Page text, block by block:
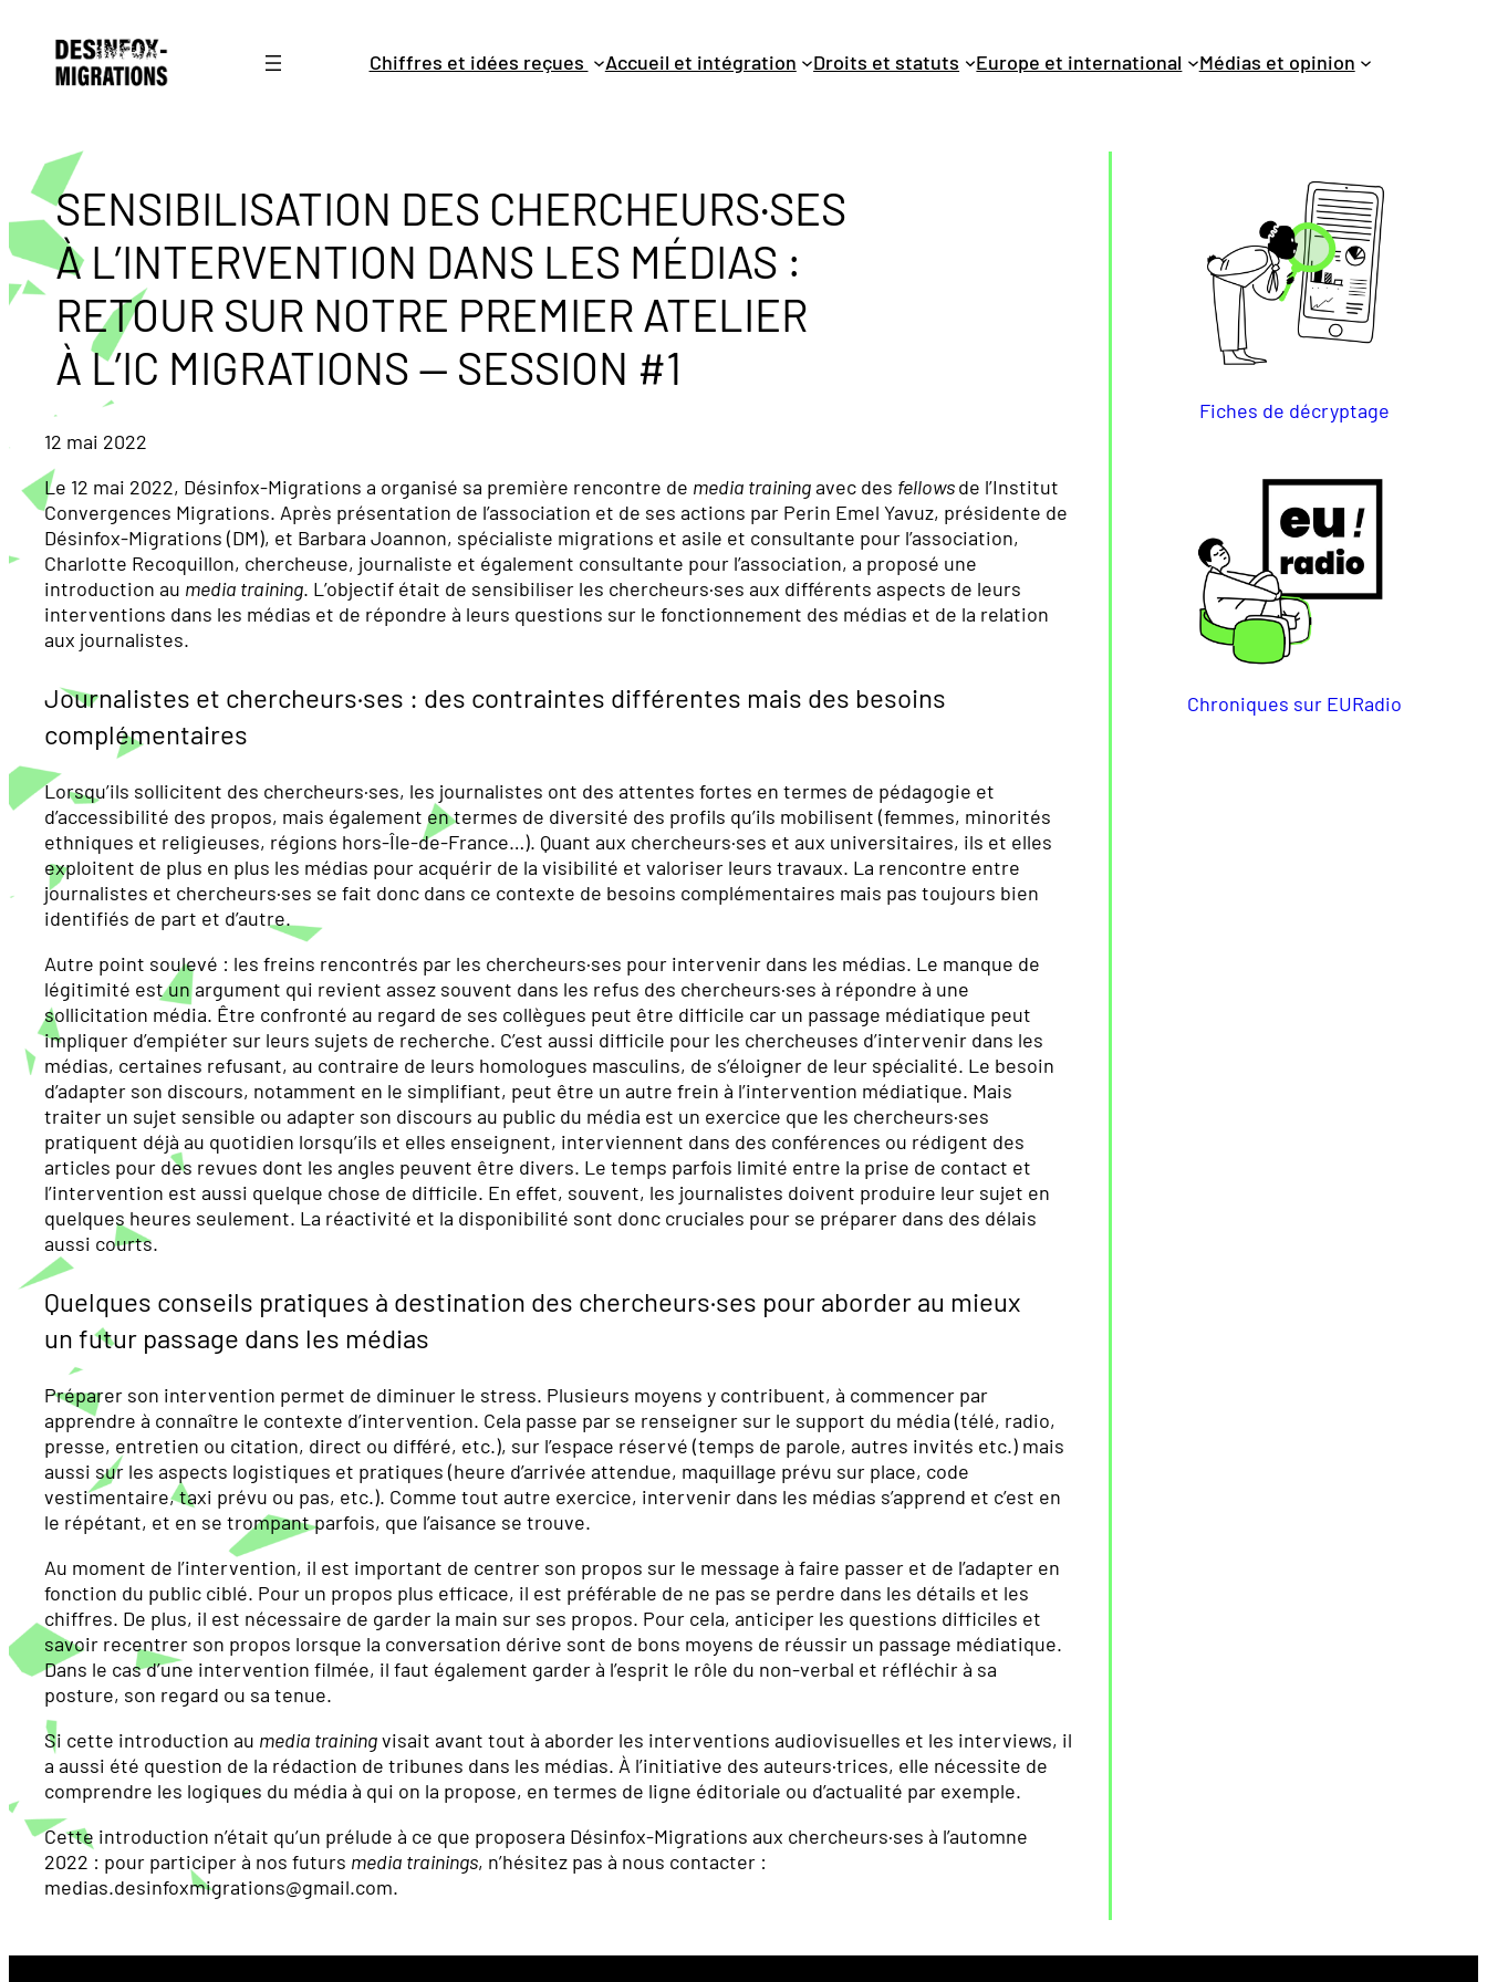
contenu
Chiffres et idées reçues Accueil et intégration Droits et statuts Europe et international Médias et opinion
SENSIBILISATION DES CHERCHEURS·SES
À L’INTERVENTION DANS LES MÉDIAS :
RETOUR SUR NOTRE PREMIER ATELIER
À L’IC MIGRATIONS — SESSION #1
12 mai 2022
Le 12 mai 2022, Désinfox-Migrations a organisé sa première rencontre de media trainingavec des fellowsde l’Institut
Convergences Migrations. Après présentation de l’association et de ses actions par Perin Emel Yavuz, présidente de
Désinfox-Migrations (DM), et Barbara Joannon, spécialiste migrations et asile et consultante pour l’association,
Charlotte Recoquillon, chercheuse, journaliste et également consultante pour l’association, a proposé une
introduction au media training. L’objectif était de sensibiliser les chercheurs·ses aux différents aspects de leurs
interventions dans les médias et de répondre à leurs questions sur le fonctionnement des médias et de la relation
aux journalistes.
Journalistes et chercheurs·ses : des contraintes différentes mais des besoins
complémentaires
Lorsqu’ils sollicitent des chercheurs·ses, les journalistes ont des attentes fortes en termes de pédagogie et
d’accessibilité des propos, mais également en termes de diversité des profils qu’ils mobilisent (femmes, minorités
ethniques et religieuses, régions hors-Île-de-France…). Quant aux chercheurs·ses et aux universitaires, ils et elles
exploitent de plus en plus les médias pour acquérir de la visibilité et valoriser leurs travaux. La rencontre entre
journalistes et chercheurs·ses se fait donc dans ce contexte de besoins complémentaires mais pas toujours bien
identifiés de part et d’autre.
Autre point soulevé : les freins rencontrés par les chercheurs·ses pour intervenir dans les médias. Le manque de
légitimité est un argument qui revient assez souvent dans les refus des chercheurs·ses à répondre à une
sollicitation média. Être confronté au regard de ses collègues peut être difficile car un passage médiatique peut
impliquer d’empiéter sur leurs sujets de recherche. C’est aussi difficile pour les chercheuses d’intervenir dans les
médias, certaines refusant, au contraire de leurs homologues masculins, de s’éloigner de leur spécialité. Le besoin
d’adapter son discours, notamment en le simplifiant, peut être un autre frein à l’intervention médiatique. Mais
traiter un sujet sensible ou adapter son discours au public du média est un exercice que les chercheurs·ses
pratiquent déjà au quotidien lorsqu’ils et elles enseignent, interviennent dans des conférences ou rédigent des
articles pour des revues dont les angles peuvent être divers. Le temps parfois limité entre la prise de contact et
l’intervention est aussi quelque chose de difficile. En effet, souvent, les journalistes doivent produire leur sujet en
quelques heures seulement. La réactivité et la disponibilité sont donc cruciales pour se préparer dans des délais
aussi courts.
Quelques conseils pratiques à destination des chercheurs·ses pour aborder au mieux
un futur passage dans les médias
Préparer son intervention permet de diminuer le stress. Plusieurs moyens y contribuent, à commencer par
apprendre à connaître le contexte d’intervention. Cela passe par se renseigner sur le support du média (télé, radio,
presse, entretien ou citation, direct ou différé, etc.), sur l’espace réservé (temps de parole, autres invités etc.) mais
aussi sur les aspects logistiques et pratiques (heure d’arrivée attendue, maquillage prévu sur place, code
vestimentaire, taxi prévu ou pas, etc.). Comme tout autre exercice, intervenir dans les médias s’apprend et c’est en
le répétant, et en se trompant parfois, que l’aisance se trouve.
Au moment de l’intervention, il est important de centrer son propos sur le message à faire passer et de l’adapter en
fonction du public ciblé. Pour un propos plus efficace, il est préférable de ne pas se perdre dans les détails et les
chiffres. De plus, il est nécessaire de garder la main sur ses propos. Pour cela, anticiper les questions difficiles et
savoir recentrer son propos lorsque la conversation dérive sont de bons moyens de réussir un passage médiatique.
Dans le cas d’une intervention filmée, il faut également garder à l’esprit le rôle du non-verbal et réfléchir à sa
posture, son regard ou sa tenue.
Si cette introduction au media trainingvisait avant tout à aborder les interventions audiovisuelles et les interviews, il
a aussi été question de la rédaction de tribunes dans les médias. À l’initiative des auteurs·trices, elle nécessite de
comprendre les logiques du média à qui on la propose, en termes de ligne éditoriale ou d’actualité par exemple.
Cette introduction n’était qu’un prélude à ce que proposera Désinfox-Migrations aux chercheurs·ses à l’automne
2022 : pour participer à nos futurs media trainings, n’hésitez pas à nous contacter :
medias.desinfoxmigrations@gmail.com.
Fiches de décryptage
Chroniques sur EURadio